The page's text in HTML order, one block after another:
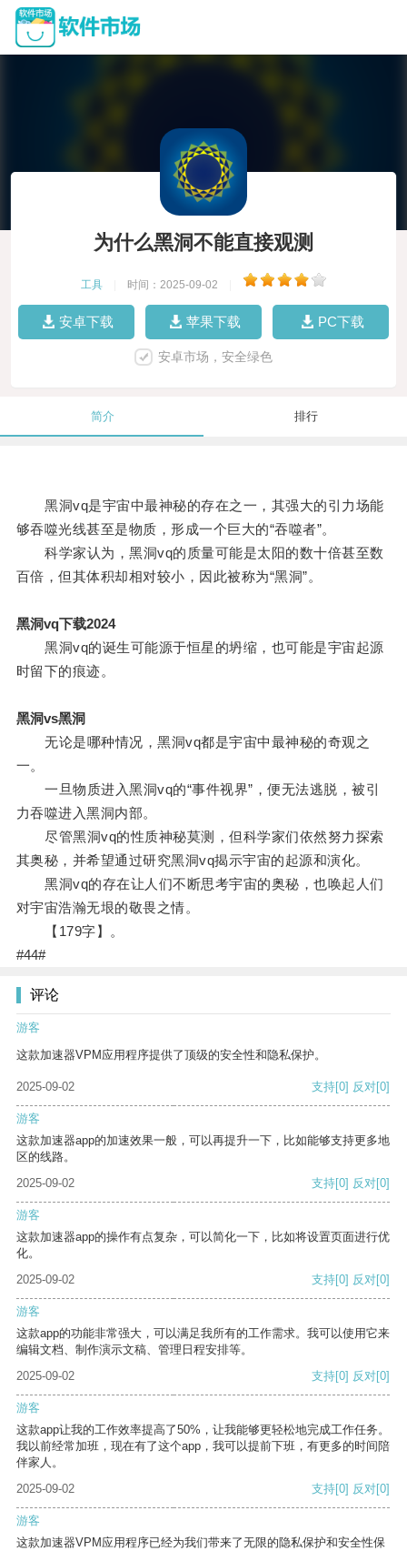
为什么黑洞不能直接观测
工具 时间：2025-09-02
安卓下载 苹果下载 PC下载
安卓市场，安全绿色
简介 排行
黑洞vq是宇宙中最神秘的存在之一，其强大的引力场能
够吞噬光线甚至是物质，形成一个巨大的“吞噬者”。
科学家认为，黑洞vq的质量可能是太阳的数十倍甚至数
百倍，但其体积却相对较小，因此被称为“黑洞”。
黑洞vq下载2024
黑洞vq的诞生可能源于恒星的坍缩，也可能是宇宙起源
时留下的痕迹。
黑洞vs黑洞
无论是哪种情况，黑洞vq都是宇宙中最神秘的奇观之
一。
一旦物质进入黑洞vq的“事件视界”，便无法逃脱，被引
力吞噬进入黑洞内部。
尽管黑洞vq的性质神秘莫测，但科学家们依然努力探索
其奥秘，并希望通过研究黑洞vq揭示宇宙的起源和演化。
黑洞vq的存在让人们不断思考宇宙的奥秘，也唤起人们
对宇宙浩瀚无垠的敬畏之情。
【179字】。
#44#
评论
游客
这款加速器VPM应用程序提供了顶级的安全性和隐私保护。
2025-09-02 支持[0] 反对[0]
游客
这款加速器app的加速效果一般，可以再提升一下，比如能够支持更多地
区的线路。
2025-09-02
支持[0] 反对[0]
游客
这款加速器app的操作有点复杂，可以简化一下，比如将设置页面进行优
化。
2025-09-02
支持[0] 反对[0]
游客
这款app的功能非常强大，可以满足我所有的工作需求。我可以使用它来
编辑文档、制作演示文稿、管理日程安排等。
2025-09-02
支持[0] 反对[0]
游客
这款app让我的工作效率提高了50%，让我能够更轻松地完成工作任务。
我以前经常加班，现在有了这个app，我可以提前下班，有更多的时间陪
伴家人。
2025-09-02
支持[0] 反对[0]
游客
这款加速器VPM应用程序已经为我们带来了无限的隐私保护和安全性保